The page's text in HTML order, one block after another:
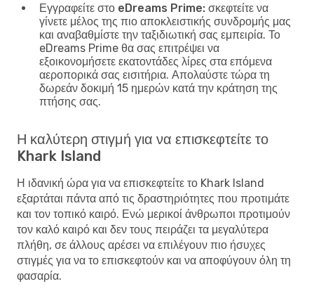
Εγγραφείτε στο eDreams Prime: σκεφτείτε να
γίνετε μέλος της πιο αποκλειστικής συνδρομής μας
και αναβαθμίστε την ταξιδιωτική σας εμπειρία. Το
eDreams Prime θα σας επιτρέψει να
εξοικονομήσετε εκατοντάδες λίρες στα επόμενα
αεροπορικά σας εισιτήρια. Απολαύστε τώρα τη
δωρεάν δοκιμή 15 ημερών κατά την κράτηση της
πτήσης σας.
Η καλύτερη στιγμή για να επισκεφτείτε το
Khark Island
Η ιδανική ώρα για να επισκεφτείτε το Khark Island
εξαρτάται πάντα από τις δραστηριότητες που προτιμάτε
και τον τοπικό καιρό. Ενώ μερικοί άνθρωποι προτιμούν
τον καλό καιρό και δεν τους πειράζει τα μεγαλύτερα
πλήθη, σε άλλους αρέσει να επιλέγουν πιο ήσυχες
στιγμές για να το επισκεφτούν και να αποφύγουν όλη τη
φασαρία.